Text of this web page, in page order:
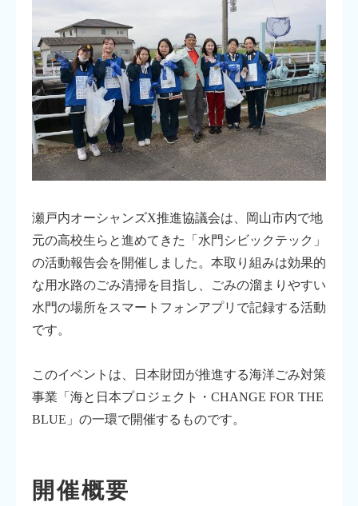
瀬戸内オーシャンズX推進協議会は、岡山市内で地
元の高校生らと進めてきた「水門シビックテック」
の活動報告会を開催しました。本取り組みは効果的
な用水路のごみ清掃を目指し、ごみの溜まりやすい
水門の場所をスマートフォンアプリで記録する活動
です。
このイベントは、日本財団が推進する海洋ごみ対策
事業「海と日本プロジェクト・CHANGE FOR THE
BLUE」の一環で開催するものです。
開催概要